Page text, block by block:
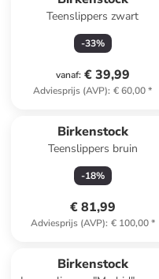
Teenslippers zwart
-33%
vanaf: € 39,99
Adviesprijs (AVP): € 60,00*
Birkenstock
Teenslippers bruin
-18%
€ 81,99
Adviesprijs (AVP): € 100,00*
Birkenstock